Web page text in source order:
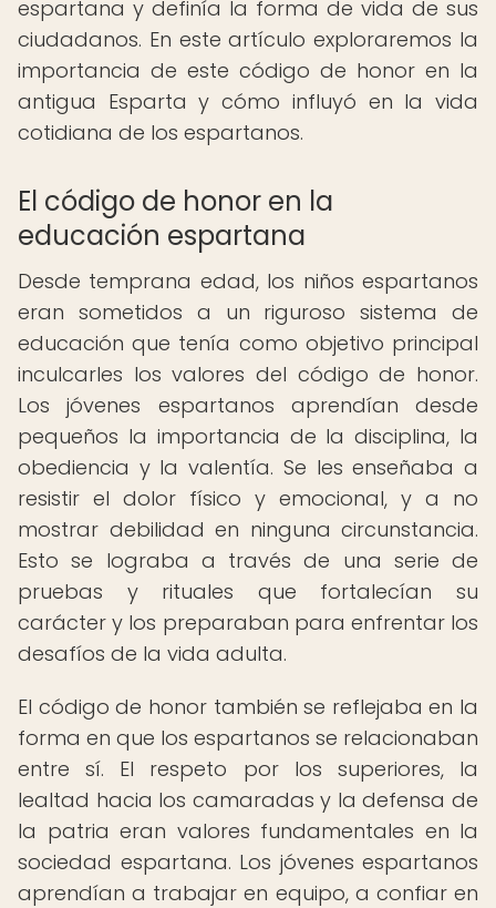
espartana y definía la forma de vida de sus
ciudadanos. En este artículo exploraremos la
importancia de este código de honor en la
antigua Esparta y cómo influyó en la vida
cotidiana de los espartanos.
El código de honor en la
educación espartana
Desde temprana edad, los niños espartanos
eran sometidos a un riguroso sistema de
educación que tenía como objetivo principal
inculcarles los valores del código de honor.
Los jóvenes espartanos aprendían desde
pequeños la importancia de la disciplina, la
obediencia y la valentía. Se les enseñaba a
resistir el dolor físico y emocional, y a no
mostrar debilidad en ninguna circunstancia.
Esto se lograba a través de una serie de
pruebas y rituales que fortalecían su
carácter y los preparaban para enfrentar los
desafíos de la vida adulta.
El código de honor también se reflejaba en la
forma en que los espartanos se relacionaban
entre sí. El respeto por los superiores, la
lealtad hacia los camaradas y la defensa de
la patria eran valores fundamentales en la
sociedad espartana. Los jóvenes espartanos
aprendían a trabajar en equipo, a confiar en